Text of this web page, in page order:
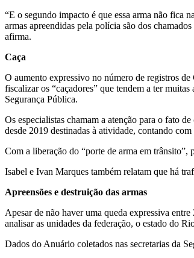
“E o segundo impacto é que essa arma não fica
armas apreendidas pela polícia são dos
afirma.
Caça
O aumento expressivo no número de registros
fiscalizar os “caçadores” que tendem a ter
Segurança Pública.
Os especialistas chamam a atenção para o fato
desde 2019 destinadas à atividade, contando
Com a liberação do “porte de arma em trânsito”,
Isabel e Ivan Marques também relatam que há
Apreensões e destruição das armas
Apesar de não haver uma queda expressiva
analisar as unidades da federação, o estado do
Dados do Anuário coletados nas secretarias da